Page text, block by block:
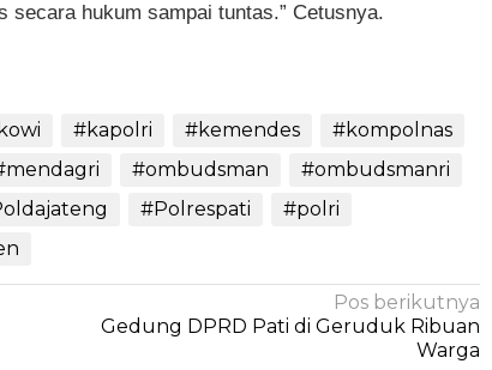
secara hukum sampai tuntas.” Cetusnya.
#kapolri #kemendes
#kompolnas
#ombudsman
#ombudsmanri
#Polrespati
#polri
Pos berikutnya
Gedung DPRD Pati di Geruduk Ribuan
Warga